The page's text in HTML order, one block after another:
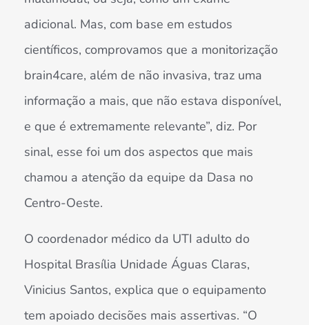
adicional. Mas, com base em estudos
científicos, comprovamos que a monitorização
brain4care, além de não invasiva, traz uma
informação a mais, que não estava disponível,
e que é extremamente relevante”, diz. Por
sinal, esse foi um dos aspectos que mais
chamou a atenção da equipe da Dasa no
Centro-Oeste.
O coordenador médico da UTI adulto do
Hospital Brasília Unidade Águas Claras,
Vinicius Santos, explica que o equipamento
tem apoiado decisões mais assertivas. “O